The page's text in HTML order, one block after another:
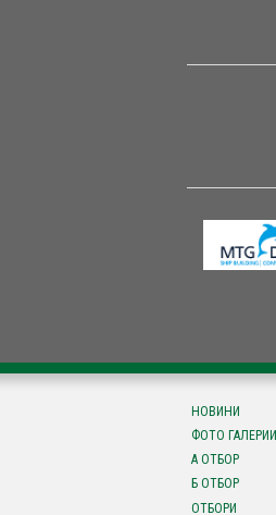
НОВИНИ
ФОТО ГАЛЕРИИ
А ОТБОР
Б ОТБОР
ОТБОРИ